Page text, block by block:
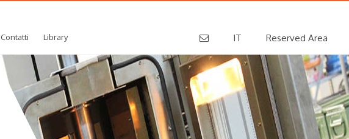
Contatti Library IT Reserved Area